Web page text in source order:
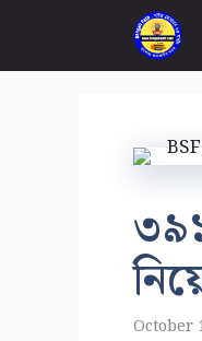
content
October